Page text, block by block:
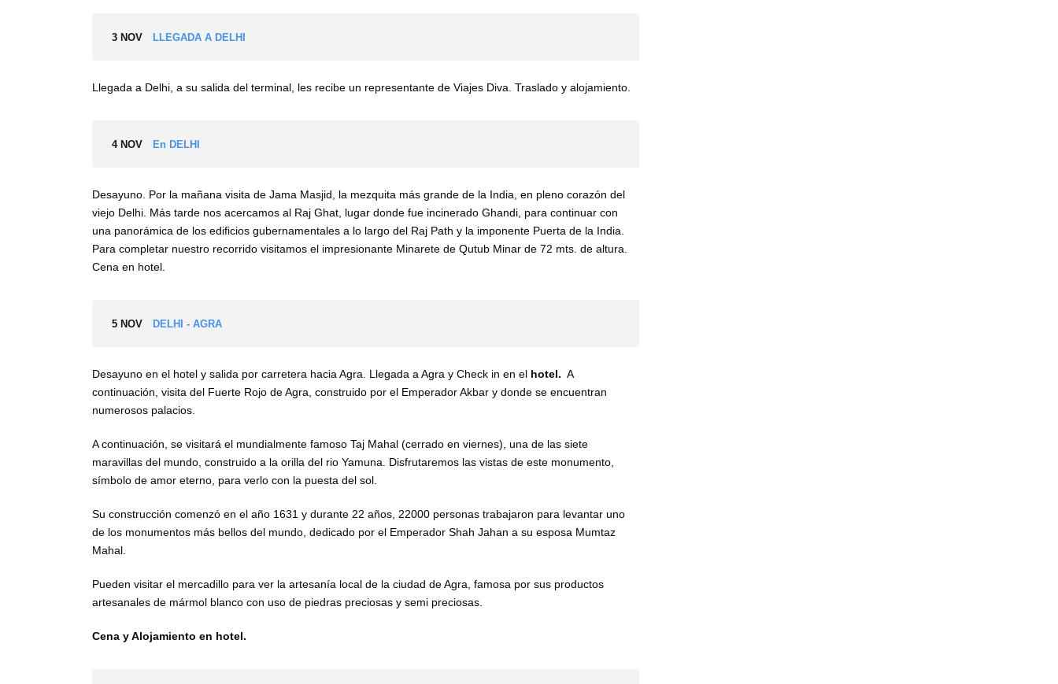
3 NOV LLEGADA A DELHI
Llegada a Delhi, a su salida del terminal, les recibe un representante de Viajes Diva. Traslado y alojamiento.
4 NOV En DELHI
Desayuno. Por la mañana visita de Jama Masjid, la mezquita más grande de la India, en pleno corazón del
viejo Delhi. Más tarde nos acercamos al Raj Ghat, lugar donde fue incinerado Ghandi, para continuar con
una panorámica de los edificios gubernamentales a lo largo del Raj Path y la imponente Puerta de la India.
Para completar nuestro recorrido visitamos el impresionante Minarete de Qutub Minar de 72 mts. de altura.
Cena en hotel.
5 NOV DELHI - AGRA
Desayuno en el hotel y salida por carretera hacia Agra. Llegada a Agra y Check in en el hotel. A
continuación, visita del Fuerte Rojo de Agra, construido por el Emperador Akbar y donde se encuentran
numerosos palacios.
A continuación, se visitará el mundialmente famoso Taj Mahal (cerrado en viernes), una de las siete
maravillas del mundo, construido a la orilla del rio Yamuna. Disfrutaremos las vistas de este monumento,
símbolo de amor eterno, para verlo con la puesta del sol.
Su construcción comenzó en el año 1631 y durante 22 años, 22000 personas trabajaron para levantar uno
de los monumentos más bellos del mundo, dedicado por el Emperador Shah Jahan a su esposa Mumtaz
Mahal.
Pueden visitar el mercadillo para ver la artesanía local de la ciudad de Agra, famosa por sus productos
artesanales de mármol blanco con uso de piedras preciosas y semi preciosas.
Cena y Alojamiento en hotel.